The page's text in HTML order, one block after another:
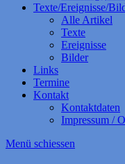
Texte/Ereignisse/
Alle Artikel
Texte
Ereignisse
Bilder
Links
Termine
Kontakt
Kontaktdaten
Impressum /
Menü schiessen